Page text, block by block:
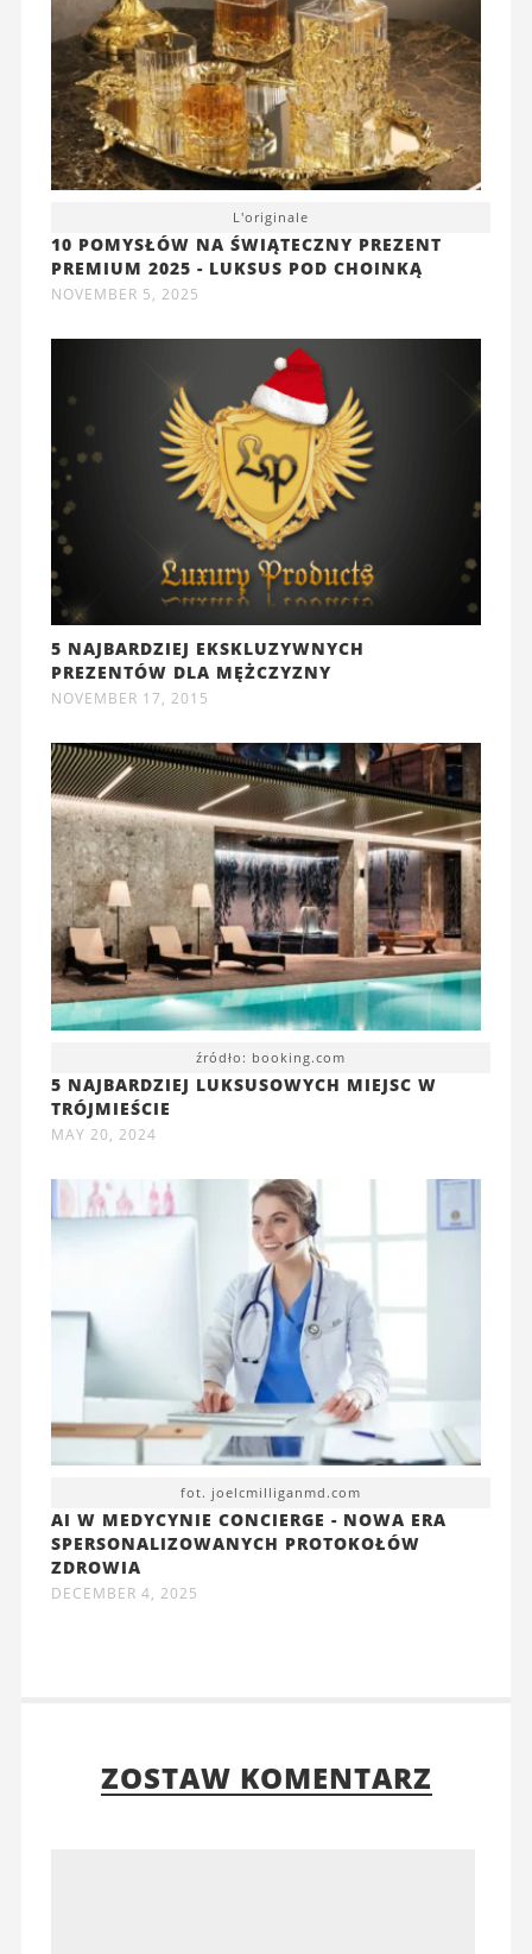
L'originale
10 POMYSŁÓW NA ŚWIĄTECZNY PREZENT
PREMIUM 2025 - LUKSUS POD CHOINKĄ
NOVEMBER 5, 2025
5 NAJBARDZIEJ EKSKLUZYWNYCH
PREZENTÓW DLA MĘŻCZYZNY
NOVEMBER 17, 2015
źródło: booking.com
5 NAJBARDZIEJ LUKSUSOWYCH MIEJSC W
TRÓJMIEŚCIE
MAY 20, 2024
fot. joelcmilliganmd.com
AI W MEDYCYNIE CONCIERGE - NOWA ERA
SPERSONALIZOWANYCH PROTOKOŁÓW
ZDROWIA
DECEMBER 4, 2025
ZOSTAW KOMENTARZ